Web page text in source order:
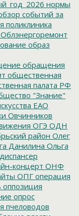
нормы
событий за
поликлиника
Облэнергоремонт
образ
обращения
общественная
палата РФ
"Знание"
ЕАО
Овчинников
ОГЭ ОДН
район Олег
Данилина Ольга
концерт ОНФ
ОПГ операция
оппозиция
опрос
пчеловодов